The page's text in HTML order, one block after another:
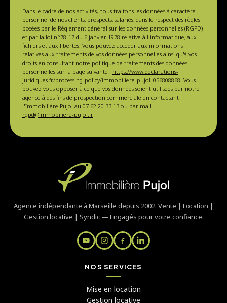
Dans le cadre de nos activités, nous traitons les données à caractère
personnel de nos clients, prospects, salariés, dans le respect des règles
posées par le Règlement général sur les données personnelles (RGPD)
et par la loi n°78-17 du 6 janvier 1978 relative à l'informatique, aux
fichiers et aux libertés. Vous pouvez accéder aux informations
relatives aux traitements de vos données personnelles ainsi qu'à vos
droits en consultant notre politique de traitements des données
personnelles sur la page suivante : https://www.declarations-
juridiques.fr/processing-policy/immobiliere-pujol_056808868 . Vous
pouvez vous opposer à ce que vos données soient utilisées par notre
agence à des fins de prospection commerciale en contactant
l'Immobilière Pujol au 07 62 20 33 13 ou par mail :
rgpd@immobiliere-pujol.fr
Agence indépendante à Marseille depuis 2002. Vente | Location |
Gestion locative | Syndic — Engagés pour votre confiance.
NOS SERVICES
Mise en location
Gestion locative